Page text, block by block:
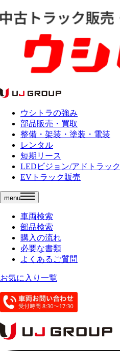
ウシトラの強み
部品販売・買取
整備・架装・塗装・電装
レンタル
短期リース
LEDビジョン/アドトラック
EVトラック販売
menu
車両検索
部品検索
購入の流れ
必要な書類
よくあるご質問
お気に入り一覧